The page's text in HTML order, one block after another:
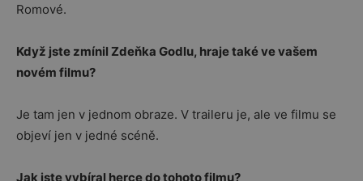
Romové.
Když jste zmínil Zdeňka Godlu, hraje také ve vašem
novém filmu?
Je tam jen v jednom obraze. V traileru je, ale ve filmu se
objeví jen v jedné scéně.
Jak jste vybíral herce do tohoto filmu?